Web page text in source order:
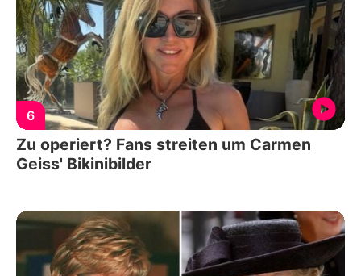
6
Zu operiert? Fans streiten um Carmen
Geiss' Bikinibilder